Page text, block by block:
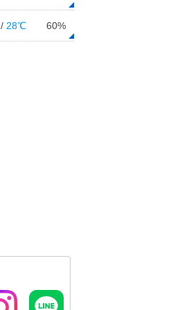
/ 28℃ 60%